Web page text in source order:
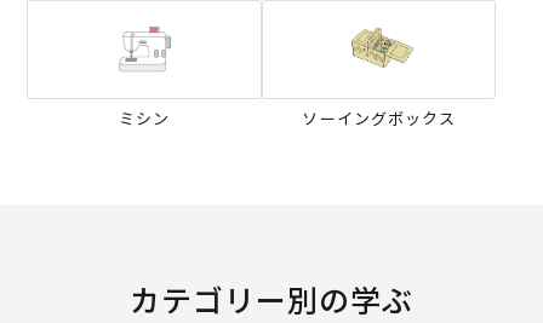
ミシン ソーイングボックス
カテゴリー別の学ぶ